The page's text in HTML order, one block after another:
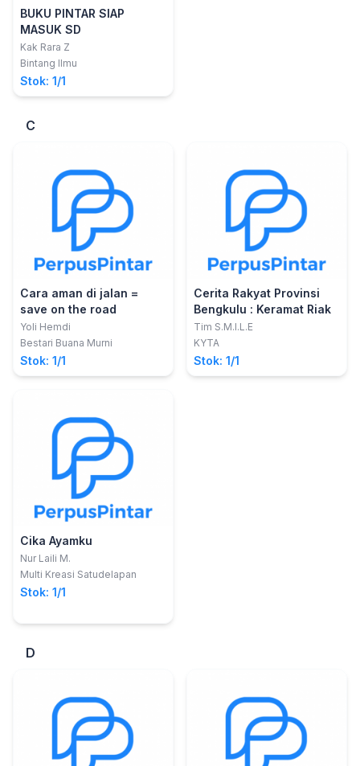
BUKU PINTAR SIAP
MASUK SD
Kak Rara Z
Bintang Ilmu
Stok: 1/1
C
Cara aman di jalan =
save on the road
Yoli Hemdi
Bestari Buana Murni
Stok: 1/1
Cerita Rakyat Provinsi
Bengkulu : Keramat Riak
Tim S.M.I.L.E
KYTA
Stok: 1/1
Cika Ayamku
Nur Laili M.
Multi Kreasi Satudelapan
Stok: 1/1
D